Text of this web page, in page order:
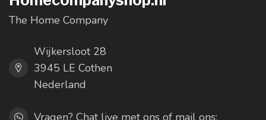
The Home Company
Wijkersloot 28
3945 LE Cothen
Nederland
Vragen? Chat live met ons of mail ons: